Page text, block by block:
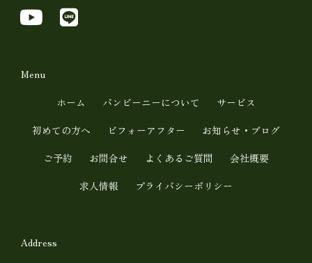
Y
t
b
e
L
Menu
ホーム バンビーニーについて
サービス
初めての方へ
ビフォーアフター
お知らせ・ブログ
ご予約
お問合せ よくあるご質問
会社概要
求人情報
プライバシーポリシー
Address